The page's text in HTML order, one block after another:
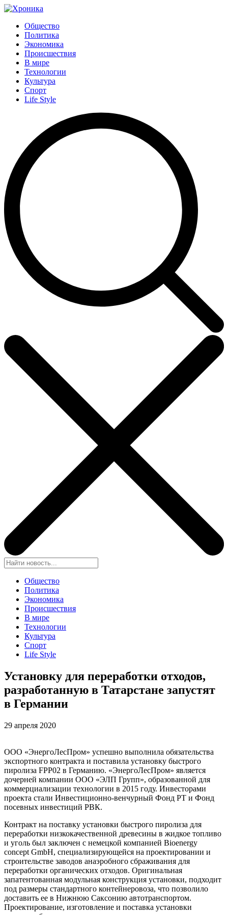
Общество
Политика
Экономика
Происшествия
В мире
Технологии
Культура
Спорт
Life Style
Общество
Политика
Экономика
Происшествия
В мире
Технологии
Культура
Спорт
Life Style
Установку для переработки отходов,
разработанную в Татарстане запустят
в Германии
29 апреля 2020
ООО «ЭнергоЛесПром» успешно выполнила обязательства
экспортного контракта и поставила установку быстрого
пиролиза FPP02 в Германию. «ЭнергоЛесПром» является
дочерней компании ООО «ЭЛП Групп», образованной для
коммерциализации технологии в 2015 году. Инвесторами
проекта стали Инвестиционно-венчурный Фонд РТ и Фонд
посевных инвестиций РВК.
Контракт на поставку установки быстрого пиролиза для
переработки низкокачественной древесины в жидкое топливо
и уголь был заключен с немецкой компанией Bioenergy
concept GmbH, специализирующейся на проектировании и
строительстве заводов анаэробного сбраживания для
переработки органических отходов. Оригинальная
запатентованная модульная конструкция установки, подходит
под размеры стандартного контейнеровоза, что позволило
доставить ее в Нижнюю Саксонию автотранспортом.
Проектирование, изготовление и поставка установки